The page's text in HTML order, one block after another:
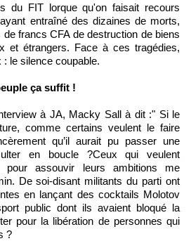
du FIT lorque qu'on faisait recours
entraîné des dizaines de morts,
francs CFA de destruction de biens
et étrangers. Face à ces tragédies,
: le silence coupable.
ça suffit !
à JA, Macky Sall à dit :" Si le
comme certains veulent le faire
qu’il aurait pu passer une
en boucle ?Ceux qui veulent
pour assouvir leurs ambitions me
De soi-disant militants du parti ont
en lançant des cocktails Molotov
public dont ils avaient bloqué la
pour la libération de personnes qui
?